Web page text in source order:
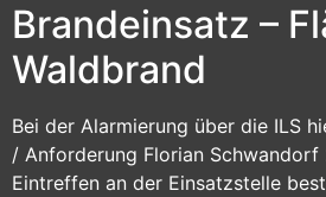
Brandeinsatz –
Waldbrand
Bei der Alarmierung über die ILS
/ Anforderung Florian Schwandorf
Eintreffen an der Einsatzstelle